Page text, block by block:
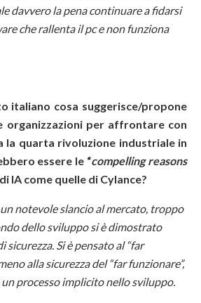
davvero la pena continuare a fidarsi
che rallenta il pc e non funziona
italiano cosa suggerisce/propone
organizzazioni per affrontare con
la quarta rivoluzione industriale in
essere le “compelling reasons
IA come quelle di Cylance?
notevole slancio al mercato, troppo
dello sviluppo si è dimostrato
sicurezza. Si è pensato al “far
alla sicurezza del “far funzionare”,
processo implicito nello sviluppo.